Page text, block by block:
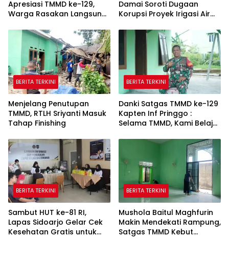
Apresiasi TMMD ke-129,
Warga Rasakan Langsung
Damai Soroti Dugaan
Korupsi Proyek Irigasi Air
Dihadirkan di Persidangan
BERITA TERKINI
Menjelang Penutupan
TMMD, RTLH Sriyanti Masuk
Tahap Finishing
BERITA TERKINI
Danki Satgas TMMD ke-129
Kapten Inf Pringgo :
Selama TMMD, Kami Belajar
BERITA TERKINI
Sambut HUT ke-81 RI,
Lapas Sidoarjo Gelar Cek
Kesehatan Gratis untuk
BERITA TERKINI
Mushola Baitul Maghfurin
Makin Mendekati Rampung,
Satgas TMMD Kebut